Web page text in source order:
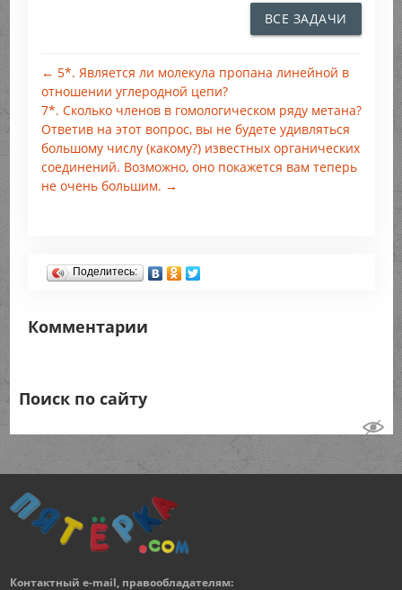
ВСЕ ЗАДАЧИ
← 5*. Является ли молекула пропана линейной в
отношении углеродной цепи?
7*. Сколько членов в гомологическом ряду метана?
Ответив на этот вопрос, вы не будете удивляться
большому числу (какому?) известных органических
соединений. Возможно, оно покажется вам теперь
не очень большим. →
Поделитесь:
Комментарии
Поиск по сайту
Контактный e-mail, правообладателям: